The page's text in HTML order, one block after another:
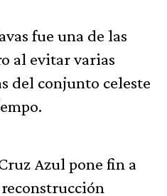
fue una de las
al evitar varias
del conjunto celeste
Azul pone fin a